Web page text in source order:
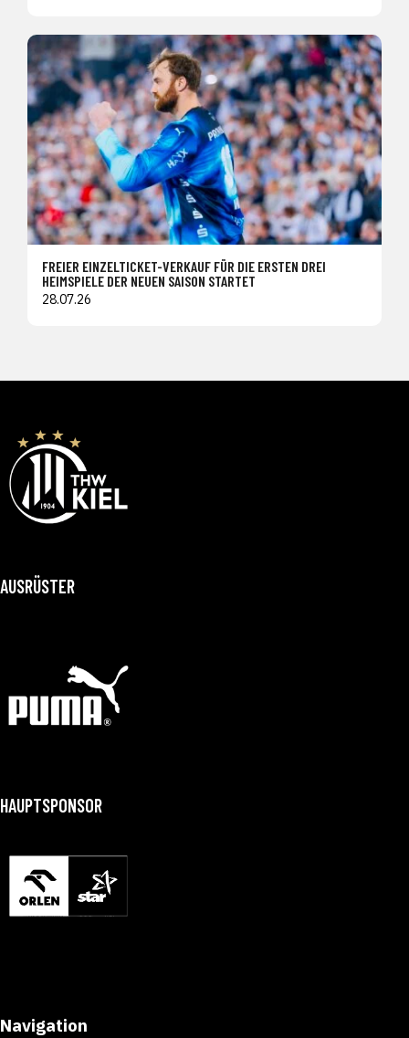
FREIER EINZELTICKET-VERKAUF FÜR DIE ERSTEN DREI
HEIMSPIELE DER NEUEN SAISON STARTET
28.07.26
AUSRÜSTER
HAUPTSPONSOR
Navigation